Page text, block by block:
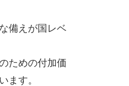
備えが国レベ
ための付加価
す。